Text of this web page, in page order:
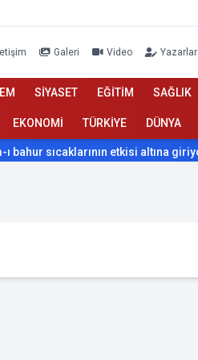
Galeri Video Yazarlar
SİYASET EĞİTİM SAĞLIK
EKONOMİ TÜRKİYE DÜNYA
sıcaklarının etkisi altına giriyor